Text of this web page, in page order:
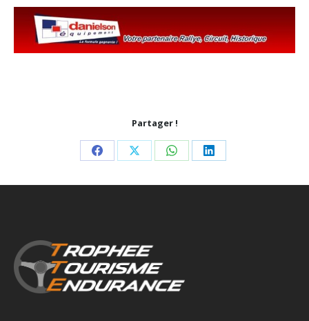
Partager !
Share Share Share Share